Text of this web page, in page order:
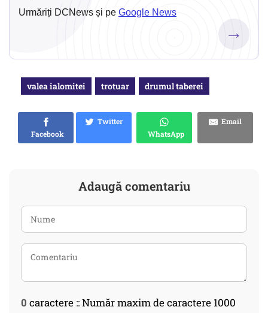
Urmăriți DCNews și pe Google News
→
valea ialomitei trotuar drumul taberei
Facebook
Twitter
WhatsApp
Email
Adaugă comentariu
0 caractere :: Număr maxim de caractere 1000